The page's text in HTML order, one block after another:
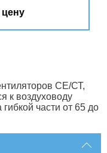
СЕ/СТ,
к воздуховоду
части от 65 до